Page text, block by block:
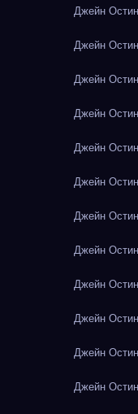
Джейн
Джейн
Джейн
Джейн
Джейн
Джейн
Джейн
Джейн
Джейн
Джейн
Джейн
Джейн